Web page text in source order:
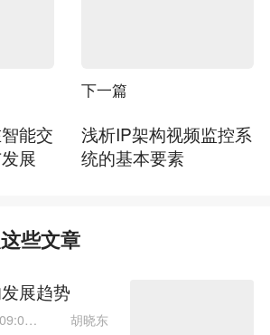
能交
展
下一篇
浅析IP架构视频监控系
统的基本要素
些文章
展趋势
胡晓东